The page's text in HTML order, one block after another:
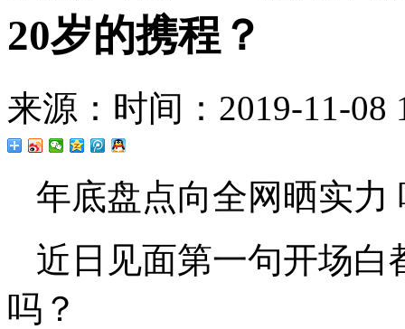
20岁的携程？
来源： 时间：2019-11-08
年底盘点向全网晒实力
近日见面第一句开场白
吗？